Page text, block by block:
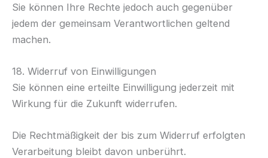
Sie können Ihre Rechte jedoch auch gegenüber
jedem der gemeinsam Verantwortlichen geltend
machen.
18. Widerruf von Einwilligungen
Sie können eine erteilte Einwilligung jederzeit mit
Wirkung für die Zukunft widerrufen.
Die Rechtmäßigkeit der bis zum Widerruf erfolgten
Verarbeitung bleibt davon unberührt.